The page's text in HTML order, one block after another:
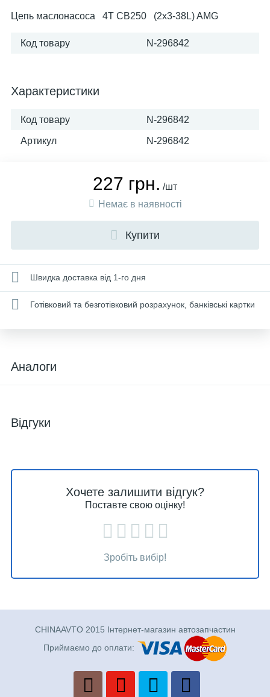
Цепь маслонасоса 4T CB250 (2х3-38L) AMG
Код товару N-296842
Характеристики
Код товару N-296842
Артикул N-296842
227 грн. /шт
Немає в наявності
Купити
Швидка доставка від 1-го дня
Готівковий та безготівковий розрахунок, банківські картки
Аналоги
Відгуки
Хочете залишити відгук?
Поставте свою оцінку!
Зробіть вибір!
CHINAAVTO 2015 Інтернет-магазин автозапчастин
Приймаємо до оплати: